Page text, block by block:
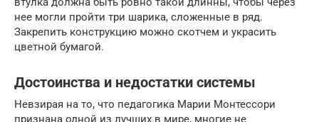
нее могли пройти три шарика, сложенные в ряд.
Закрепить конструкцию можно скотчем и украсить
цветной бумагой.
Достоинства и недостатки системы
Невзирая на то, что педагогика Марии Монтессори
признана одной из лучших в мире, многие не